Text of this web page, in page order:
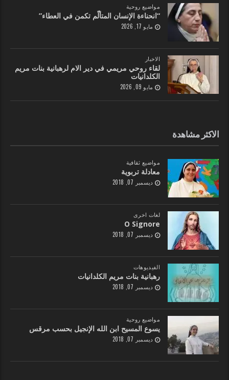
مواضيع روحية
“انحناءة الإنسان المتألّم تكمن في العطاء”
مايو 17, 2026
الاخبار
لقاء روحي مريمي في دير الام لرهبانية بنات مريم
الكلدانيات
مايو 09, 2026
الاكثر مشاهدة
مواضيع ثقافية
معادلة تربوية
ديسمبر 07, 2018
لغات اخرى
O Signore
ديسمبر 07, 2018
الفيديوهات
رهبانية بنات مريم الكلدانيات
ديسمبر 07, 2018
مواضيع روحية
يسوع المسيح ابن الله الإنجيل بحسب مرقس
ديسمبر 07, 2018